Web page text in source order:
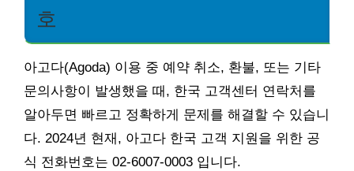
호
아고다(Agoda) 이용 중 예약 취소, 환불, 또는 기타
문의사항이 발생했을 때, 한국 고객센터 연락처를
알아두면 빠르고 정확하게 문제를 해결할 수 있습니
다. 2024년 현재, 아고다 한국 고객 지원을 위한 공
식 전화번호는 02-6007-0003 입니다.